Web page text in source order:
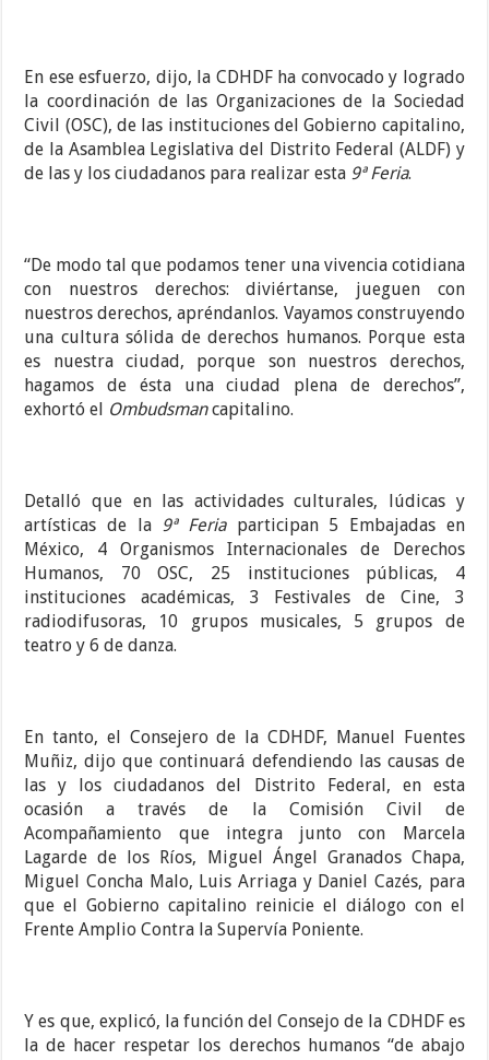
En ese esfuerzo, dijo, la CDHDF ha convocado y logrado
la coordinación de las Organizaciones de la Sociedad
Civil (OSC), de las instituciones del Gobierno capitalino,
de la Asamblea Legislativa del Distrito Federal (ALDF) y
de las y los ciudadanos para realizar esta 9ª Feria.
“De modo tal que podamos tener una vivencia cotidiana
con nuestros derechos: diviértanse, jueguen con
nuestros derechos, apréndanlos. Vayamos construyendo
una cultura sólida de derechos humanos. Porque esta
es nuestra ciudad, porque son nuestros derechos,
hagamos de ésta una ciudad plena de derechos”,
exhortó el Ombudsmancapitalino.
Detalló que en las actividades culturales, lúdicas y
artísticas de la 9ª Feriaparticipan 5 Embajadas en
México, 4 Organismos Internacionales de Derechos
Humanos, 70 OSC, 25 instituciones públicas, 4
instituciones académicas, 3 Festivales de Cine, 3
radiodifusoras, 10 grupos musicales, 5 grupos de
teatro y 6 de danza.
En tanto, el Consejero de la CDHDF, Manuel Fuentes
Muñiz, dijo que continuará defendiendo las causas de
las y los ciudadanos del Distrito Federal, en esta
ocasión a través de la Comisión Civil de
Acompañamiento que integra junto con Marcela
Lagarde de los Ríos, Miguel Ángel Granados Chapa,
Miguel Concha Malo, Luis Arriaga y Daniel Cazés, para
que el Gobierno capitalino reinicie el diálogo con el
Frente Amplio Contra la Supervía Poniente.
Y es que, explicó, la función del Consejo de la CDHDF es
la de hacer respetar los derechos humanos “de abajo